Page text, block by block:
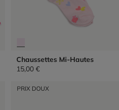
Chaussettes Mi-Hautes
15,00 €
PRIX DOUX